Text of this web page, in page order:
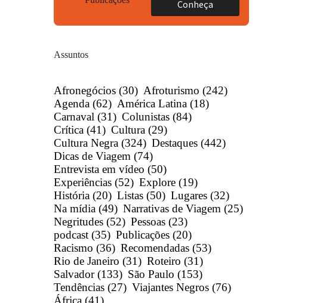
Conheça
Assuntos
Afronegócios (30) Afroturismo (242)
Agenda (62) América Latina (18)
Carnaval (31) Colunistas (84)
Crítica (41) Cultura (29)
Cultura Negra (324) Destaques (442)
Dicas de Viagem (74)
Entrevista em vídeo (50)
Experiências (52) Explore (19)
História (20) Listas (50) Lugares (32)
Na mídia (49) Narrativas de Viagem (25)
Negritudes (52) Pessoas (23)
podcast (35) Publicações (20)
Racismo (36) Recomendadas (53)
Rio de Janeiro (31) Roteiro (31)
Salvador (133) São Paulo (153)
Tendências (27) Viajantes Negros (76)
África (41)